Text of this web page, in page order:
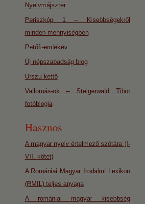
Nyelvmájszter
Periszkóp 1 – Kisebbségekről
minden mennyiségben
Petőfi-emlékév
Új népszabadság blog
Urszu kettő
Vallomás-ok – Steigerwald Tibor
fotóblogja
Hasznos
A magyar nyelv értelmező szótára (I-
VII. kötet)
A Romániai Magyar Irodalmi Lexikon
(RMIL) teljes anyaga
A romániai magyar kisebbség